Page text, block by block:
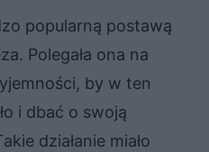
popularną postawą
Polegała ona na
by w ten
i dbać o swoją
działanie miało